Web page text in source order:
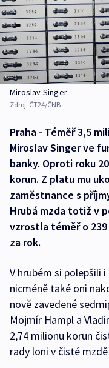
Miroslav Singer
Zdroj: ČT24/ČNB
Praha - Téměř 3,5
Miroslav Singer ve
banky. Oproti roku
korun. Z platu mu
zaměstnance s
Hrubá mzda totiž v
vzrostla téměř o
za rok.
V hrubém si polepšili
nicméně také oni
nově zavedené
Mojmír Hampl a
2,74 milionu korun
rady loni v čisté